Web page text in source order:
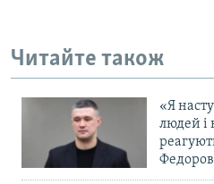
Читайте також
«Я
людей і